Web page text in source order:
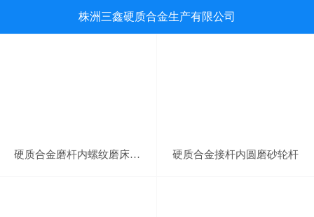
株洲三鑫硬质合金生产有限公司
硬质合金磨杆内螺纹磨床砂轮接杆 硬质合金接杆内圆磨砂轮杆